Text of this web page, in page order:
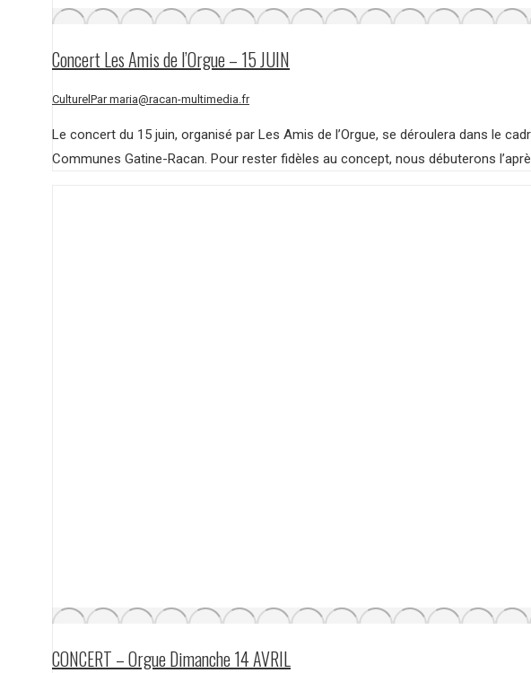
Concert Les Amis de l’Orgue – 15 JUIN
Culturel Parmaria@racan-multimedia.fr
Le concert du 15 juin, organisé par Les Amis de l’Orgue, se déroulera dans le
Communes Gatine-Racan. Pour rester fidèles au concept, nous débuterons
CONCERT – Orgue Dimanche 14 AVRIL